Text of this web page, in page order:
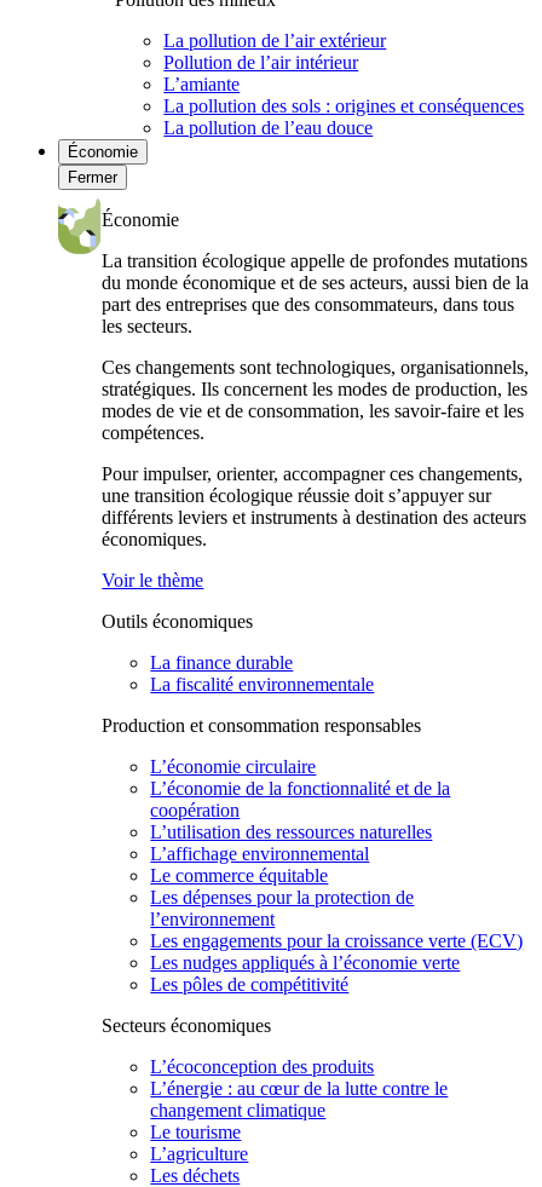
La pollution de l’air extérieur
Pollution de l’air intérieur
L’amiante
La pollution des sols : origines et conséquences
La pollution de l’eau douce
Économie
Fermer
Économie
La transition écologique appelle de profondes mutations
du monde économique et de ses acteurs, aussi bien de la
part des entreprises que des consommateurs, dans tous
les secteurs.
Ces changements sont technologiques, organisationnels,
stratégiques. Ils concernent les modes de production, les
modes de vie et de consommation, les savoir-faire et les
compétences.
Pour impulser, orienter, accompagner ces changements,
une transition écologique réussie doit s’appuyer sur
différents leviers et instruments à destination des acteurs
économiques.
Voir le thème
Outils économiques
La finance durable
La fiscalité environnementale
Production et consommation responsables
L’économie circulaire
L’économie de la fonctionnalité et de la
coopération
L’utilisation des ressources naturelles
L’affichage environnemental
Le commerce équitable
Les dépenses pour la protection de
l’environnement
Les engagements pour la croissance verte (ECV)
Les nudges appliqués à l’économie verte
Les pôles de compétitivité
Secteurs économiques
L’écoconception des produits
L’énergie : au cœur de la lutte contre le
changement climatique
Le tourisme
L’agriculture
Les déchets